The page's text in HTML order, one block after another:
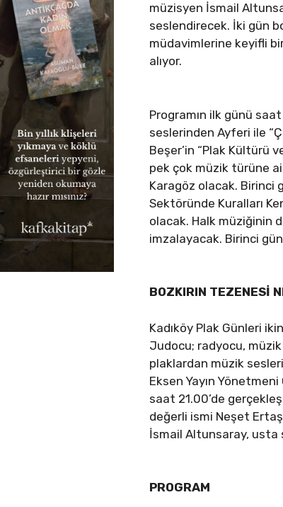
müzisyen İsmail
seslendirecek. İki gün
müdavimlerine keyifli
alıyor.
Programın ilk günü
seslerinden Ayferi ile
Beşer’in “Plak Kültürü
pek çok müzik türüne
Karagöz olacak. Birinci
Sektöründe Kuralları
olacak. Halk müziğinin
imzalayacak. Birinci gün
BOZKIRIN TEZENESİ
Kadıköy Plak Günleri
Judocu; radyocu,
plaklardan müzik
Eksen Yayın
saat 21.00’de
değerli ismi Neşet Ertaş
İsmail Altunsaray, usta
PROGRAM